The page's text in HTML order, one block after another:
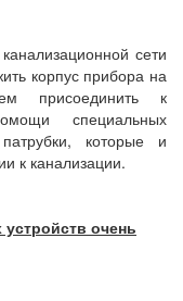
сети
корпус прибора на
присоединить к
специальных
которые и
к канализации.
очень